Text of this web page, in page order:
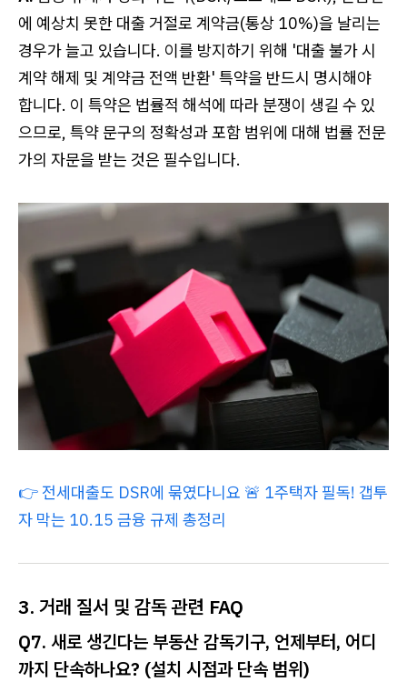
에 예상치 못한 대출 거절로 계약금(통상 10%)을 날리는
경우가 늘고 있습니다. 이를 방지하기 위해 '대출 불가 시
계약 해제 및 계약금 전액 반환' 특약을 반드시 명시해야
합니다. 이 특약은 법률적 해석에 따라 분쟁이 생길 수 있
으므로, 특약 문구의 정확성과 포함 범위에 대해 법률 전문
가의 자문을 받는 것은 필수입니다.
👉 전세대출도 DSR에 묶였다니요 🚨 1주택자 필독! 갭투
자 막는 10.15 금융 규제 총정리
3. 거래 질서 및 감독 관련 FAQ
Q7. 새로 생긴다는 부동산 감독기구, 언제부터, 어디
까지 단속하나요? (설치 시점과 단속 범위)